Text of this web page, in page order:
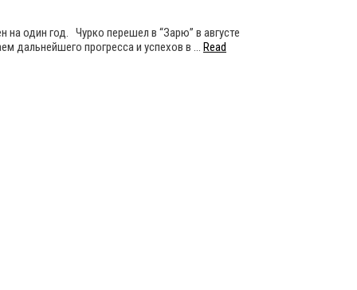
один год. Чурко перешел в “Зарю” в августе
дальнейшего прогресса и успехов в … Read